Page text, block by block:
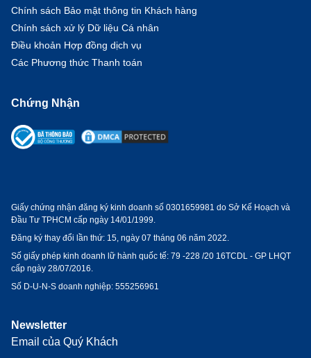
Chứng Nhận
Giấy chứng nhận đăng ký kinh doanh số 0301659981 do Sở Kế Hoạch và
Đầu Tư TPHCM cấp ngày 14/01/1999.
Đăng ký thay đổi lần thứ: 15, ngày 07 tháng 06 năm 2022.
Số giấy phép kinh doanh lữ hành quốc tế: 79 -228 /20 16TCDL - GP LHQT
cấp ngày 28/07/2016.
Số D-U-N-S doanh nghiệp: 555256961
Chính sách Bảo mật thông tin Khách hàng
Chính sách xử lý Dữ liệu Cá nhân
Điều khoản Hợp đồng dịch vụ
Các Phương thức Thanh toán
Newsletter
Email của Quý Khách